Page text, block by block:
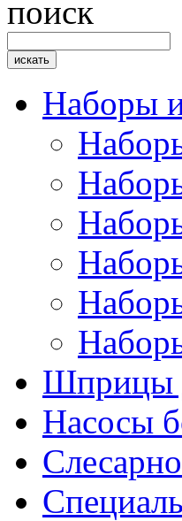
поиск
Наборы
Шприцы
Насосы